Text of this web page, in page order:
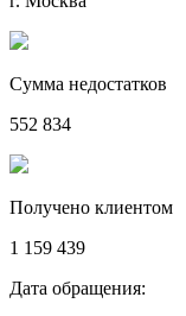
Сумма недостатков
552 834
Получено клиентом
1 159 439
Дата обращения: